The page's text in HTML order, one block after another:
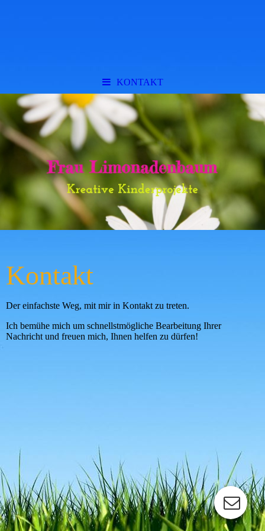
KONTAKT
Kontakt
Der einfachste Weg, mit mir in Kontakt zu treten.
Ich bemühe mich um schnellstmögliche Bearbeitung Ihrer
Nachricht und freuen mich, Ihnen helfen zu dürfen!